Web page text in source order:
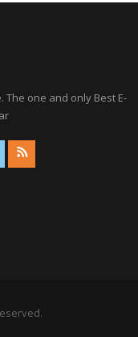
The one and only Best E-